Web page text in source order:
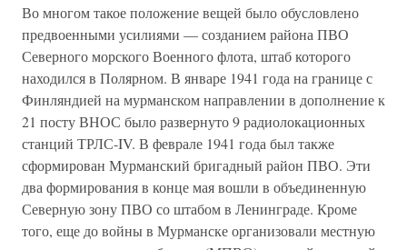
Во многом такое положение вещей было обусловлено
предвоенными усилиями — созданием района ПВО
Северного морского Военного флота, штаб которого
находился в Полярном. В январе 1941 года на границе с
Финляндией на мурманском направлении в дополнение к
21 посту ВНОС было развернуто 9 радиолокационных
станций ТРЛС-IV. В феврале 1941 года был также
сформирован Мурманский бригадный район ПВО. Эти
два формирования в конце мая вошли в объединенную
Северную зону ПВО со штабом в Ленинграде. Кроме
того, еще до войны в Мурманске организовали местную